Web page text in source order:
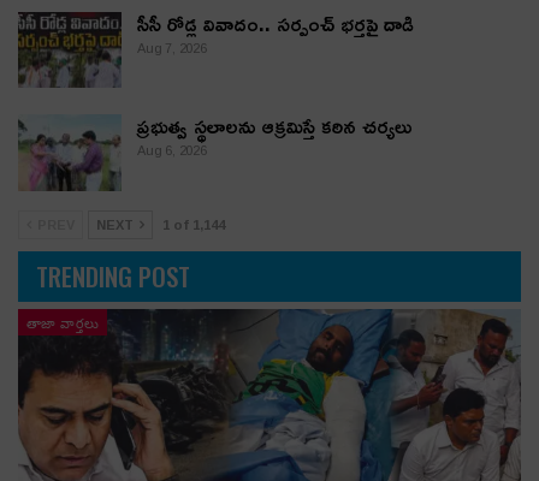
సీసీ రోడ్ల వివాదం.. స‌ర్పంచ్ భ‌ర్త‌పై దాడి
Aug 7, 2026
ప్రభుత్వ స్థలాలను ఆక్రమిస్తే కఠిన చర్యలు
Aug 6, 2026
NEXT 1 of 1,144
TRENDING POST
తాజా వార్తలు